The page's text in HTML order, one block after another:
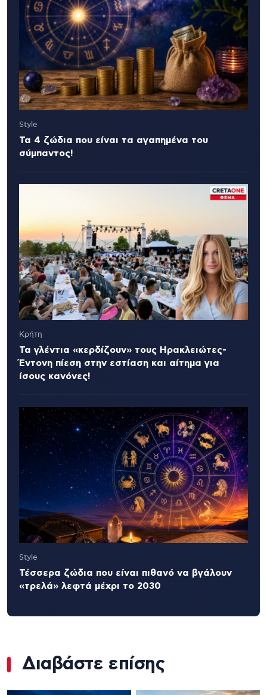
Style
Τα 4 ζώδια που είναι τα αγαπημένα του
σύμπαντος!
Κρήτη
Τα γλέντια «κερδίζουν» τους Ηρακλειώτες-
Έντονη πίεση στην εστίαση και αίτημα για
ίσους κανόνες!
Style
Τέσσερα ζώδια που είναι πιθανό να βγάλουν
«τρελά» λεφτά μέχρι το 2030
Διαβάστε επίσης